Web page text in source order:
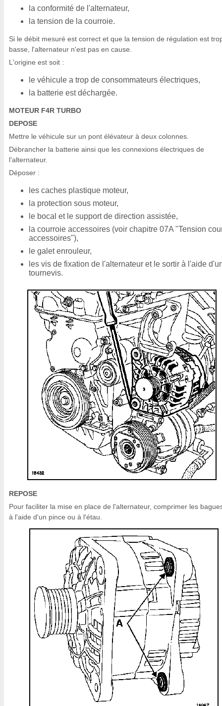
la conformité de l'alternateur,
la tension de la courroie.
Si le débit mesuré est correct et que la tension de régulation est
basse, l'alternateur n'est pas en cause.
L'origine est soit :
le véhicule a trop de consommateurs électriques,
la batterie est déchargée.
MOTEUR F4R TURBO
DEPOSE
Mettre le véhicule sur un pont élévateur à deux colonnes.
Débrancher la batterie ainsi que les connexions électriques de
l'alternateur.
Déposer :
les caches plastique moteur,
la protection sous moteur,
le bocal et le support de direction assistée,
la courroie accessoires (voir chapitre 07A "Tension
accessoires"),
le galet enrouleur,
les vis de fixation de l'alternateur et le sortir à l'aide
tournevis.
REPOSE
Pour faciliter la mise en place de l'alternateur, comprimer les
à l'aide d'un pince ou à l'étau.